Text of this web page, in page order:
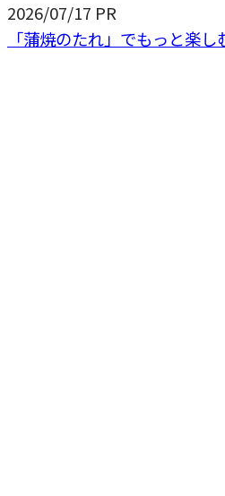
2026/07/17 PR
「蒲焼のたれ」でもっと楽